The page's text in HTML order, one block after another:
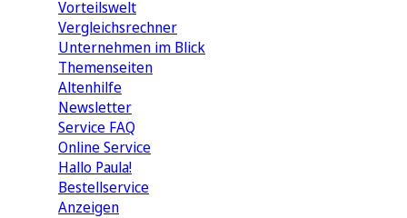
Vorteilswelt
Vergleichsrechner
Unternehmen im Blick
Themenseiten
Altenhilfe
Newsletter
Service FAQ
Online Service
Hallo Paula!
Bestellservice
Anzeigen